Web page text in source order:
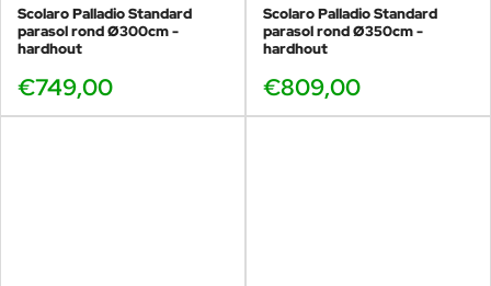
Scolaro Palladio Standard
parasol rond Ø300cm -
hardhout
€749,00
Scolaro Palladio Standard
parasol rond Ø350cm -
hardhout
€809,00